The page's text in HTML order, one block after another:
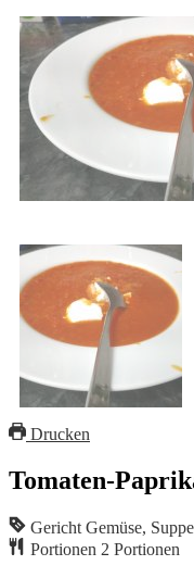
Drucken
Tomaten-
Gericht Gemüse,
Portionen 2 Portionen